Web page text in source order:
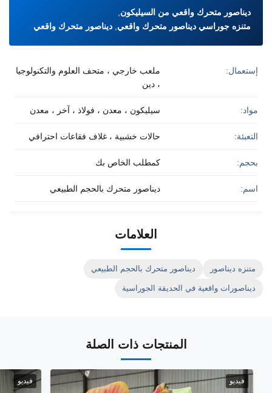
ديناصور متحرك واقعي من السيليكون
متنزه جوراسي ديناصور متحرك واقعي ديناصور متحرك واقعي
إستعمال:
ملعب خارجي ، متحف العلوم والتكنولوجيا
، دين
مواد: سيليكون ، معدن ، فولاذ ، آخر ، معدن
التعبئة: حالات خشبية ، غلاف فقاعات احترافي
بحجم: كمطلب الخاص بك
اسم: ديناصور متحرك بالحجم الطبيعي
العلامات
متنزه ديناصور ديناصور متحرك بالحجم الطبيعي
ديناصورات واقعية في الحديقة الجوراسية
المنتجات ذات الصلة
فيديو فيديو